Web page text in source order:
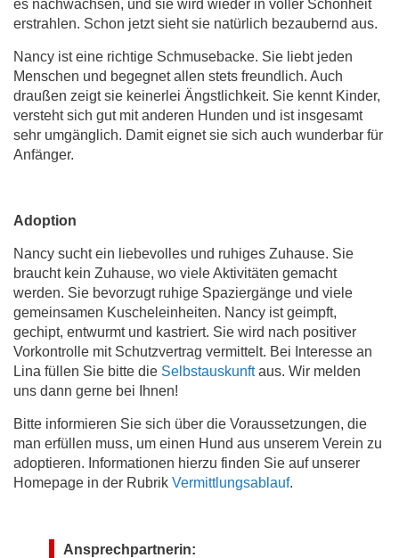
es nachwachsen, und sie wird wieder in voller Schönheit
erstrahlen. Schon jetzt sieht sie natürlich bezaubernd aus.
Nancy ist eine richtige Schmusebacke. Sie liebt jeden
Menschen und begegnet allen stets freundlich. Auch
draußen zeigt sie keinerlei Ängstlichkeit. Sie kennt Kinder,
versteht sich gut mit anderen Hunden und ist insgesamt
sehr umgänglich. Damit eignet sie sich auch wunderbar für
Anfänger.
Adoption
Nancy sucht ein liebevolles und ruhiges Zuhause. Sie
braucht kein Zuhause, wo viele Aktivitäten gemacht
werden. Sie bevorzugt ruhige Spaziergänge und viele
gemeinsamen Kuscheleinheiten. Nancy ist geimpft,
gechipt, entwurmt und kastriert. Sie wird nach positiver
Vorkontrolle mit Schutzvertrag vermittelt. Bei Interesse an
Lina füllen Sie bitte die Selbstauskunftaus. Wir melden
uns dann gerne bei Ihnen!
Bitte informieren Sie sich über die Voraussetzungen, die
man erfüllen muss, um einen Hund aus unserem Verein zu
adoptieren. Informationen hierzu finden Sie auf unserer
Homepage in der Rubrik Vermittlungsablauf.
Ansprechpartnerin: